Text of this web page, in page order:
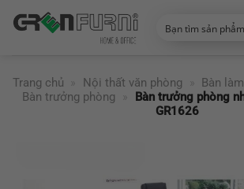
đến
Trang chủ
» Nội thất văn phòng » Bàn
Bàn trưởng phòng
»
Bàn trưởng phòng
GR1626